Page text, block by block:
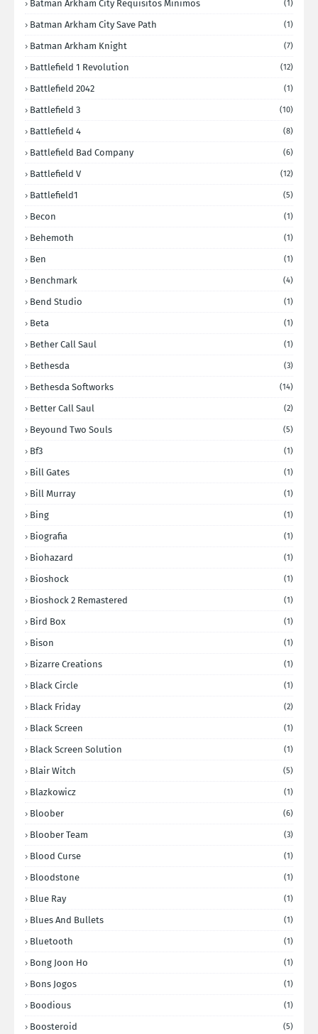
Batman Arkham City Requisitos Minimos (1)
Batman Arkham City Save Path (1)
Batman Arkham Knight (7)
Battlefield 1 Revolution (12)
Battlefield 2042 (1)
Battlefield 3 (10)
Battlefield 4 (8)
Battlefield Bad Company (6)
Battlefield V (12)
Battlefield1 (5)
Becon (1)
Behemoth (1)
Ben (1)
Benchmark (4)
Bend Studio (1)
Beta (1)
Bether Call Saul (1)
Bethesda (3)
Bethesda Softworks (14)
Better Call Saul (2)
Beyound Two Souls (5)
Bf3 (1)
Bill Gates (1)
Bill Murray (1)
Bing (1)
Biografia (1)
Biohazard (1)
Bioshock (1)
Bioshock 2 Remastered (1)
Bird Box (1)
Bison (1)
Bizarre Creations (1)
Black Circle (1)
Black Friday (2)
Black Screen (1)
Black Screen Solution (1)
Blair Witch (5)
Blazkowicz (1)
Bloober (6)
Bloober Team (3)
Blood Curse (1)
Bloodstone (1)
Blue Ray (1)
Blues And Bullets (1)
Bluetooth (1)
Bong Joon Ho (1)
Bons Jogos (1)
Boodious (1)
Boosteroid (5)